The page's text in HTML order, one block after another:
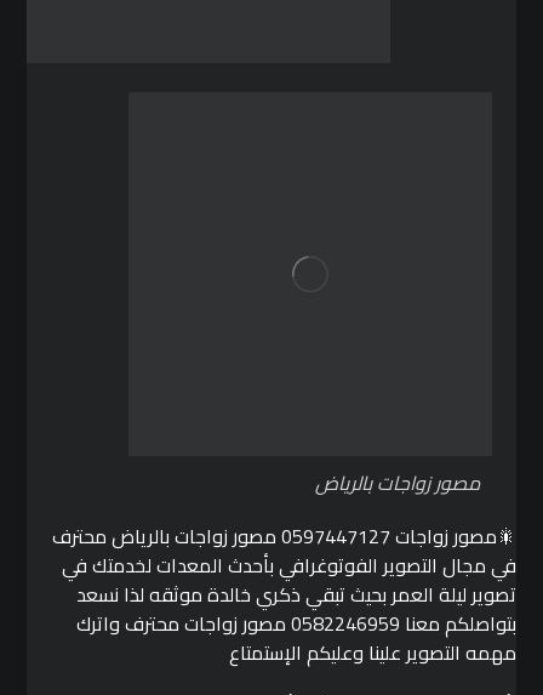
مصور زواجات بالرياض
🎇مصور زواجات 0597447127 مصور زواجات بالرياض محترف
في مجال التصوير الفوتوغرافي بأحدث المعدات لخدمتك في
تصوير ليلة العمر بحيث تبقي ذكري خالدة موثقه لذا نسعد
بتواصلكم معنا 0582246959 مصور زواجات محترف واترك
مهمه التصوير علينا وعليكم الإستمتاع